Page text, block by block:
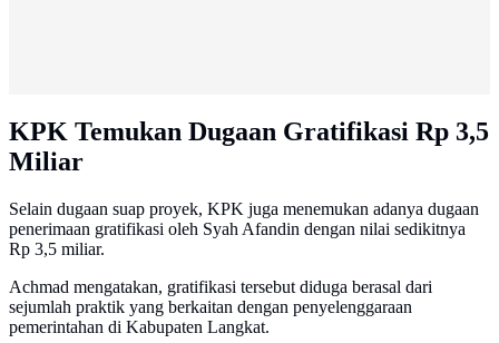
KPK Temukan Dugaan Gratifikasi Rp 3,5
Miliar
Selain dugaan suap proyek, KPK juga menemukan adanya dugaan
penerimaan gratifikasi oleh Syah Afandin dengan nilai sedikitnya
Rp 3,5 miliar.
Achmad mengatakan, gratifikasi tersebut diduga berasal dari
sejumlah praktik yang berkaitan dengan penyelenggaraan
pemerintahan di Kabupaten Langkat.